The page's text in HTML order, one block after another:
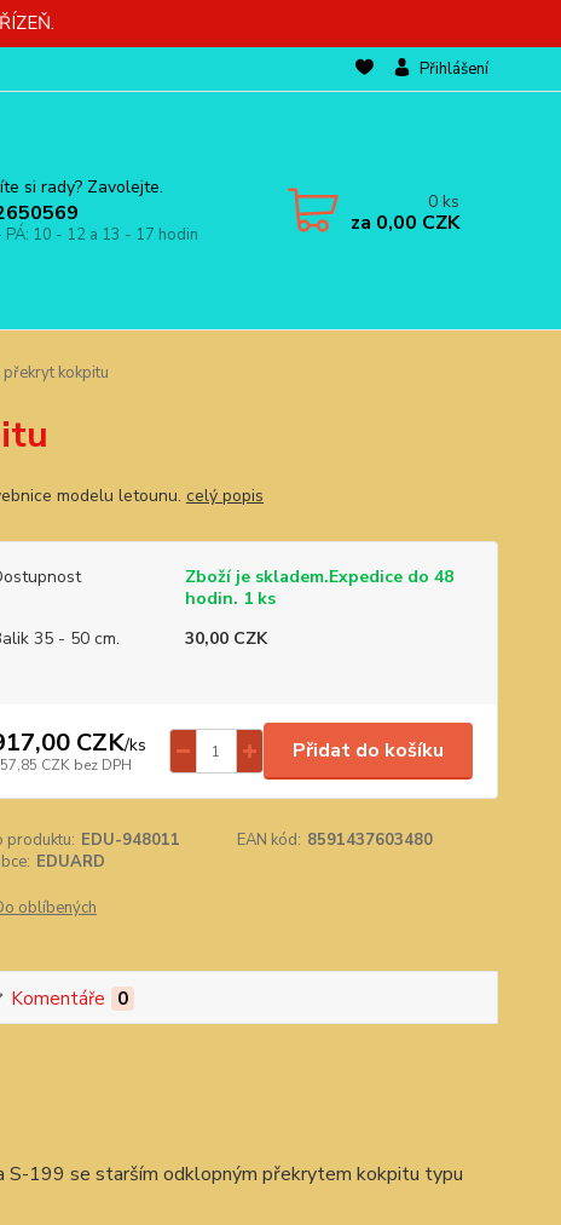
Přihlášení
si rady? Zavolejte.
PÁ: 10 - 12 a 13 - 17 hodin
0 ks
za 0,00 CZK
kokpitu
modelu letounu. celý popis
Zboží je skladem.Expedice do 48
hodin. 1 ks
35 - 50 cm.
30,00 CZK
CZK/ks
CZK bez DPH
Přidat do košíku
produktu: EDU-948011 EAN kód: 8591437603480
EDUARD
oblíbených
Komentáře 0
199 se starším odklopným překrytem kokpitu typu